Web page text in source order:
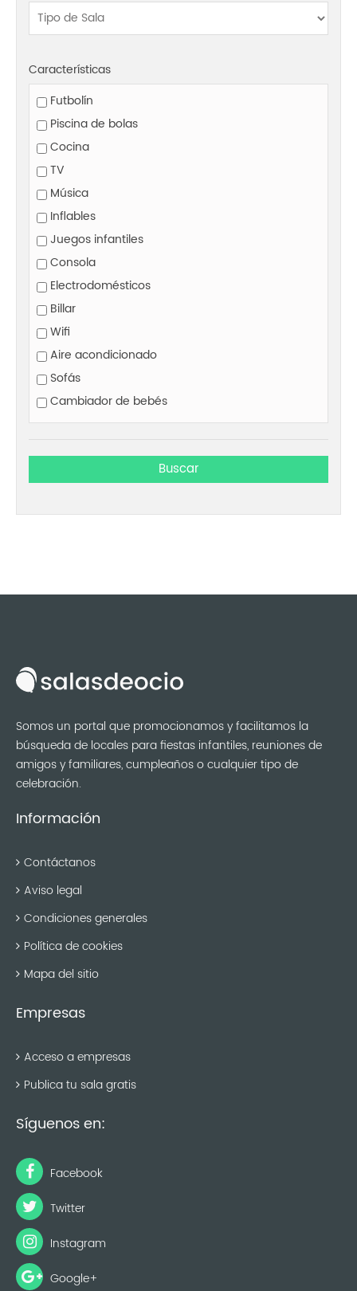
Características
Futbolín
Piscina de bolas
Cocina
TV
Música
Inflables
Juegos infantiles
Consola
Electrodomésticos
Billar
Wifi
Aire acondicionado
Sofás
Cambiador de bebés
Somos un portal que promocionamos y facilitamos la
búsqueda de locales para fiestas infantiles, reuniones de
amigos y familiares, cumpleaños o cualquier tipo de
celebración.
Información
Contáctanos
Aviso legal
Condiciones generales
Política de cookies
Mapa del sitio
Empresas
Acceso a empresas
Publica tu sala gratis
Síguenos en:
Facebook
Twitter
Instagram
Google+